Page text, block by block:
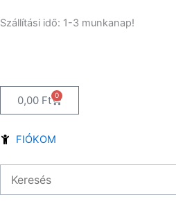
to
Szállítási idő: 1-3 munkanap!
0,00 Ft 0
Kosár
FIÓKOM